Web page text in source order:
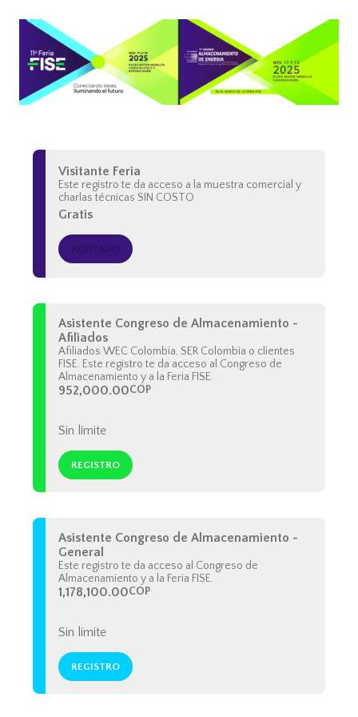
Gratis
AGOTADO
Visitante Feria
Este registro te da acceso a la muestra comercial y
charlas técnicas SIN COSTO
952,000.00COP
Sin límite
REGISTRO
Asistente Congreso de Almacenamiento -
Afiliados
Afiliados WEC Colombia, SER Colombia o clientes
FISE. Este registro te da acceso al Congreso de
Almacenamiento y a la Feria FISE.
1,178,100.00COP
Sin límite
REGISTRO
Asistente Congreso de Almacenamiento -
General
Este registro te da acceso al Congreso de
Almacenamiento y a la Feria FISE.